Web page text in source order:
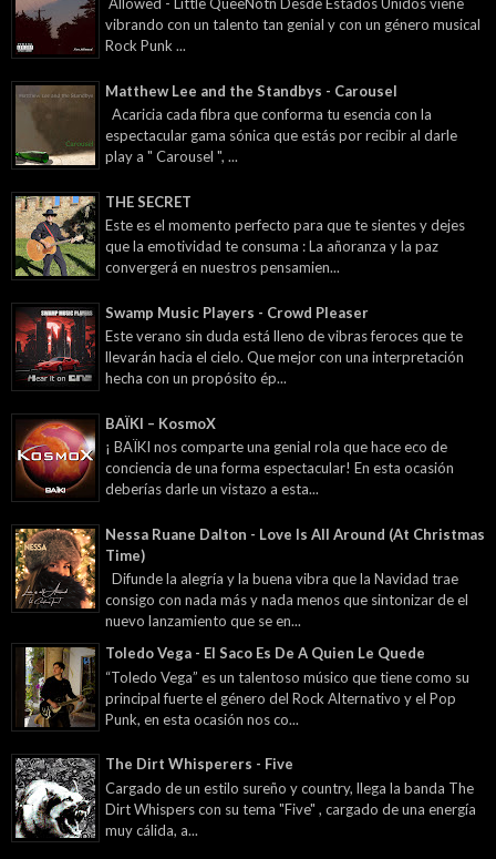
vibrando con un talento tan genial y con un género musical
Rock Punk ...
Matthew Lee and the Standbys - Carousel
Acaricia cada fibra que conforma tu esencia con la
espectacular gama sónica que estás por recibir al darle
play a " Carousel ", ...
THE SECRET
Este es el momento perfecto para que te sientes y dejes
que la emotividad te consuma : La añoranza y la paz
convergerá en nuestros pensamien...
Swamp Music Players - Crowd Pleaser
Este verano sin duda está lleno de vibras feroces que te
llevarán hacia el cielo. Que mejor con una interpretación
hecha con un propósito ép...
BAÏKI – KosmoX
¡ BAÏKI nos comparte una genial rola que hace eco de
conciencia de una forma espectacular! En esta ocasión
deberías darle un vistazo a esta...
Nessa Ruane Dalton - Love Is All Around (At Christmas
Time)
Difunde la alegría y la buena vibra que la Navidad trae
consigo con nada más y nada menos que sintonizar de el
nuevo lanzamiento que se en...
Toledo Vega - El Saco Es De A Quien Le Quede
“Toledo Vega” es un talentoso músico que tiene como su
principal fuerte el género del Rock Alternativo y el Pop
Punk, en esta ocasión nos co...
The Dirt Whisperers - Five
Cargado de un estilo sureño y country, llega la banda The
Dirt Whispers con su tema "Five" , cargado de una energía
muy cálida, a...